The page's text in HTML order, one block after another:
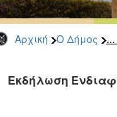
Αρχική Ο Δήμος ...
Εκδήλωση